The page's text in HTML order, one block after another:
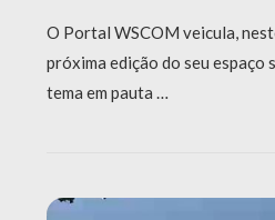
O Portal WSCOM veicula,
próxima edição do seu espaço
tema em pauta …